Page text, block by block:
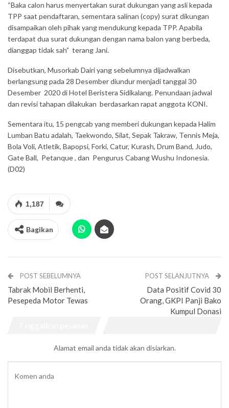
“Baka calon harus menyertakan surat dukungan yang asli kepada
TPP saat pendaftaran, sementara salinan (copy) surat dikungan
disampaikan oleh pihak yang mendukung kepada TPP. Apabila
terdapat dua surat dukungan dengan nama balon yang berbeda,
dianggap tidak sah” terang Jani.
Disebutkan, Musorkab Dairi yang sebelumnya dijadwalkan
berlangsung pada 28 Desember diundur menjadi tanggal 30
Desember 2020 di Hotel Beristera Sidikalang. Penundaan jadwal
dan revisi tahapan dilakukan berdasarkan rapat anggota KONI.
Sementara itu, 15 pengcab yang memberi dukungan kepada Halim
Lumban Batu adalah, Taekwondo, Silat, Sepak Takraw, Tennis Meja,
Bola Voli, Atletik, Bapopsi, Forki, Catur, Kurash, Drum Band, Judo,
Gate Ball, Petanque , dan Pengurus Cabang Wushu Indonesia.
(D02)
1,187
Bagikan
POST SEBELUMNYA
Tabrak Mobil Berhenti,
Pesepeda Motor Tewas
POST SELANJUTNYA
Data Positif Covid 30
Orang, GKPI Panji Bako
Kumpul Donasi
Alamat email anda tidak akan disiarkan.